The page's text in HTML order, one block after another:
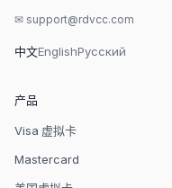
✉ support@rdvcc.com
中文EnglishРусский
产品
Visa 虚拟卡
Mastercard